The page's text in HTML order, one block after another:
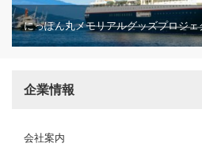
にっぽん丸メモリアルグッズプロジェ
企業情報
会社案内